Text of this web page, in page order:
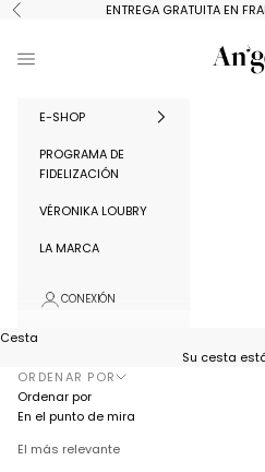
Ir al contenido
Anterior ENTREGA GRATUITA EN
Ange
Menú
E-SHOP
PROGRAMA DE
FIDELIZACIÓN
VÉRONIKA LOUBRY
LA MARCA
CONEXIÓN
Cesta
Su cesta
ORDENAR POR
Ordenar por
En el punto de mira
El más relevante